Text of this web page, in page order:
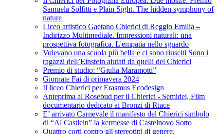
Samuela Solfitti e Plain Sight. The hidden symphony of
nature
Liceo artistico Gaetano Chierici di Reggio Emilia –
Indirizzo Multimediale. Impressioni naturali: una
prospettiva fotografica. L'empatia nello sguardo
Volevano una scuola più bella e ci sono riusciti Sono i
ragazzi dell’Einstein aiutati da quelli del Chierici
Premio di studio: “Giulia Maramotti”
Giornate Fai di primavera 2024
Il liceo Chierici per Erasmus Ecodesign
Anteprima al Rosebud per il Chierici - Semidei, Film
documentario dedicato ai Bronzi di Riace
E’ arrivato Carnevale il manifesto del Chierici simbolo
di “Al Castlein” la kermesse di Castelnovo Sotto
Quattro corti contro gli stereotipi di genere.